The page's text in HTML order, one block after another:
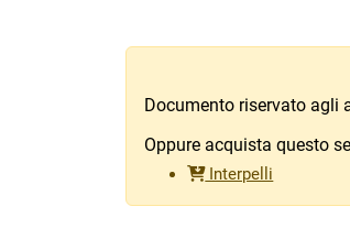
Documento riservato agli
Oppure acquista questo
Interpelli